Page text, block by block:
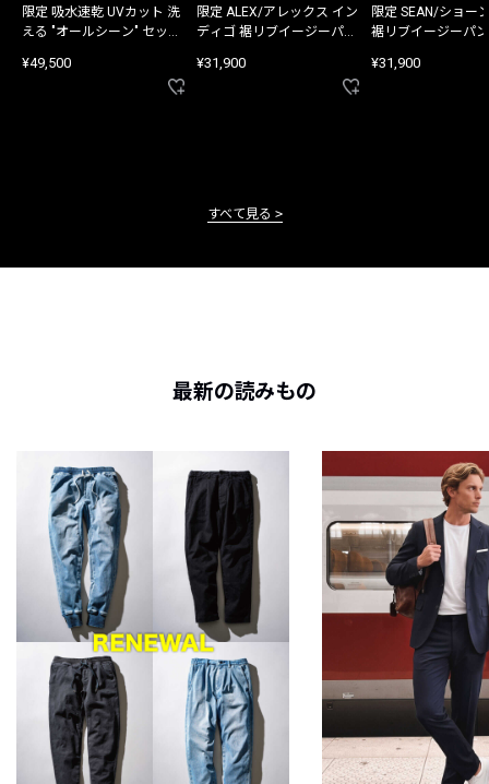
限定 吸水速乾 UVカット 洗
える "オールシーン" セット
¥49,500
限定 ALEX/アレックス イン
ディゴ 裾リブイージーパン
¥31,900
限定 SEAN/ショー
裾リブイージーパ
¥31,900
すべて見る
最新の読みもの